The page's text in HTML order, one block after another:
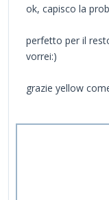
ok, capisco la
perfetto per il
vorrei:)
grazie yellow